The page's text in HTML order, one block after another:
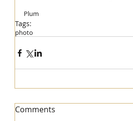
Plum
Tags:
photo
Comments